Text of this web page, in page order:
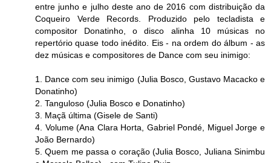
entre junho e julho deste ano de 2016 com distribuição da
Coqueiro Verde Records. Produzido pelo tecladista e
compositor Donatinho, o disco alinha 10 músicas no
repertório quase todo inédito. Eis - na ordem do álbum - as
dez músicas e compositores de Dance com seu inimigo:
1. Dance com seu inimigo (Julia Bosco, Gustavo Macacko e
Donatinho)
2. Tanguloso (Julia Bosco e Donatinho)
3. Maçã última (Gisele de Santi)
4. Volume (Ana Clara Horta, Gabriel Pondé, Miguel Jorge e
João Bernardo)
5. Quem me passa o coração (Julia Bosco, Juliana Sinimbu